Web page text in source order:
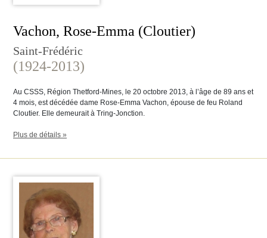
Vachon, Rose-Emma (Cloutier)
Saint-Frédéric
(1924-2013)
Au CSSS, Région Thetford-Mines, le 20 octobre 2013, à l’âge de 89 ans et
4 mois, est décédée dame Rose-Emma Vachon, épouse de feu Roland
Cloutier. Elle demeurait à Tring-Jonction.
Plus de détails »